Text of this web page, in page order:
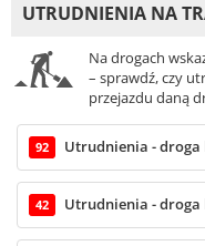
UTRUDNIENIA NA
Na drogach
– sprawdź, czy
przejazdu daną
92 Utrudnienia - droga
42 Utrudnienia - droga